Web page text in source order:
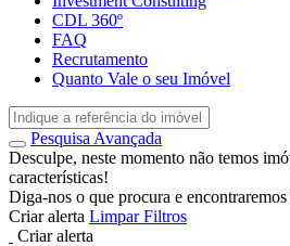
CDL 360º
FAQ
Recrutamento
Quanto Vale o seu Imóvel
Pesquisa Avançada
Desculpe, neste momento não temos
características!
Diga-nos o que procura e
Criar alerta Limpar Filtros
Criar alerta